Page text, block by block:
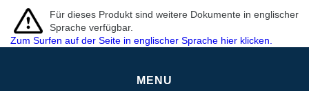
Für dieses Produkt sind weitere Dokumente in englischer
Sprache verfügbar.
Zum Surfen auf der Seite in englischer Sprache hier klicken.
MENU